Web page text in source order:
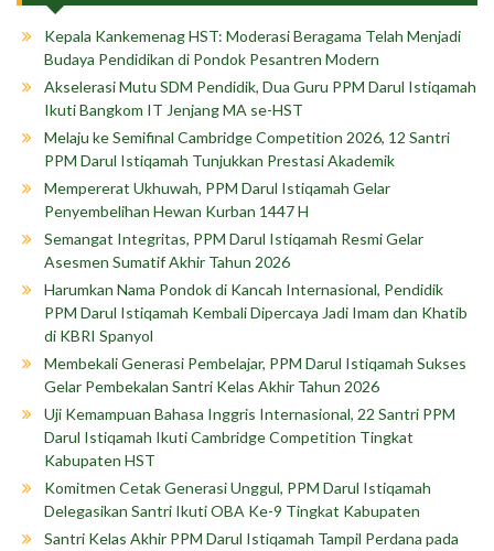
Kepala Kankemenag HST: Moderasi Beragama Telah Menjadi
Budaya Pendidikan di Pondok Pesantren Modern
Akselerasi Mutu SDM Pendidik, Dua Guru PPM Darul Istiqamah
Ikuti Bangkom IT Jenjang MA se-HST
Melaju ke Semifinal Cambridge Competition 2026, 12 Santri
PPM Darul Istiqamah Tunjukkan Prestasi Akademik
Mempererat Ukhuwah, PPM Darul Istiqamah Gelar
Penyembelihan Hewan Kurban 1447 H
Semangat Integritas, PPM Darul Istiqamah Resmi Gelar
Asesmen Sumatif Akhir Tahun 2026
Harumkan Nama Pondok di Kancah Internasional, Pendidik
PPM Darul Istiqamah Kembali Dipercaya Jadi Imam dan Khatib
di KBRI Spanyol
Membekali Generasi Pembelajar, PPM Darul Istiqamah Sukses
Gelar Pembekalan Santri Kelas Akhir Tahun 2026
Uji Kemampuan Bahasa Inggris Internasional, 22 Santri PPM
Darul Istiqamah Ikuti Cambridge Competition Tingkat
Kabupaten HST
Komitmen Cetak Generasi Unggul, PPM Darul Istiqamah
Delegasikan Santri Ikuti OBA Ke-9 Tingkat Kabupaten
Santri Kelas Akhir PPM Darul Istiqamah Tampil Perdana pada